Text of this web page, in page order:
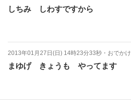
しちみ しわすですから
2013年01月27日(日) 14時23分33秒 ・ おでかけ
まゆげ きょうも やってます